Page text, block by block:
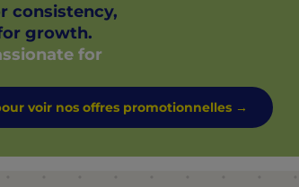
consistency,
growth.
for
voir nos offres promotionnelles →